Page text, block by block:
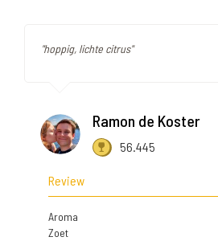
"hoppig, lichte citrus"
Ramon de Koster
56.445
Review
Aroma
Zoet